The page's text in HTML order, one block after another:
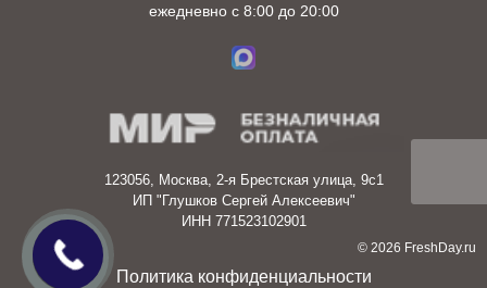
ежедневно с 8:00 до 20:00
123056, Москва, 2-я Брестская улица, 9с1
ИП "Глушков Сергей Алексеевич"
ИНН 771523102901
© 2026 FreshDay.ru
Политика конфиденциальности